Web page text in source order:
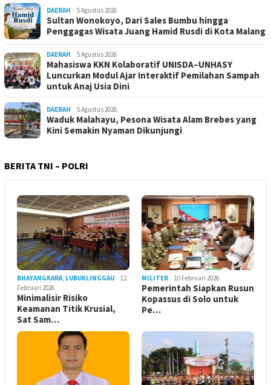
DAERAH 5 Agustus 2026
Sultan Wonokoyo, Dari Sales Bumbu hingga
Penggagas Wisata Juang Hamid Rusdi di Kota Malang
DAERAH 5 Agustus 2026
Mahasiswa KKN Kolaboratif UNISDA–UNHASY
Luncurkan Modul Ajar Interaktif Pemilahan Sampah
untuk Anaj Usia Dini
DAERAH 5 Agustus 2026
Waduk Malahayu, Pesona Wisata Alam Brebes yang
Kini Semakin Nyaman Dikunjungi
BERITA TNI – POLRI
BHAYANGKARA, LUBUKLINGGAU
12
Februari 2026
Minimalisir Risiko
Keamanan Titik Krusial,
Sat Sam…
MILITER 10 Februari 2026
Pemerintah Siapkan Rusun
Kopassus di Solo untuk
Pe…